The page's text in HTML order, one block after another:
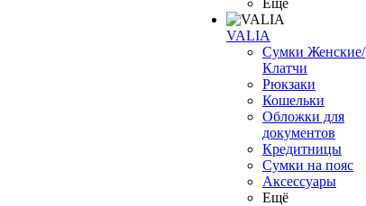
Ещё
VALIA
Сумки Женские/
Клатчи
Рюкзаки
Кошельки
Обложки для
документов
Кредитницы
Сумки на пояс
Аксессуары
Ещё